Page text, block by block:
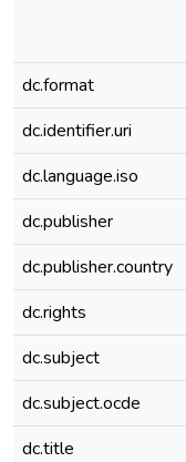
dc.format
dc.identifier.uri
dc.language.iso
dc.publisher
dc.publisher.country
dc.rights
dc.subject
dc.subject.ocde
dc.title